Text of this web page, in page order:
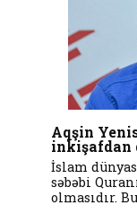
Aqşin
inkişafdan
İslam
səbəbi
olmasıdır.